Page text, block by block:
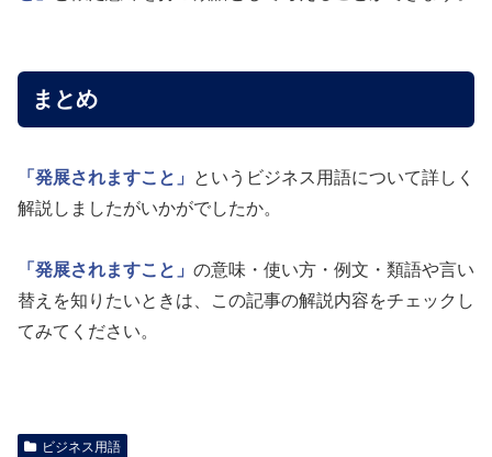
まとめ
「発展されますこと」
というビジネス用語について詳しく
解説しましたがいかがでしたか。
「発展されますこと」 の意味・使い方・例文・類語や言い
替えを知りたいときは、この記事の解説内容をチェックし
てみてください。
ビジネス用語